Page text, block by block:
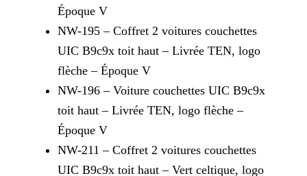
Époque V
NW-195 – Coffret 2 voitures couchettes
UIC B9c9x toit haut – Livrée TEN, logo
flèche – Époque V
NW-196 – Voiture couchettes UIC B9c9x
toit haut – Livrée TEN, logo flèche –
Époque V
NW-211 – Coffret 2 voitures couchettes
UIC B9c9x toit haut – Vert celtique, logo